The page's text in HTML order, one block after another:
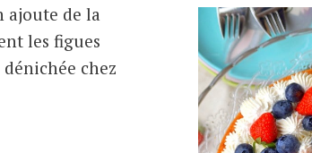
ajoute de la
les figues
chez